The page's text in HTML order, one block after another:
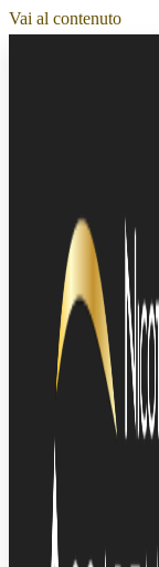
Vai al contenuto